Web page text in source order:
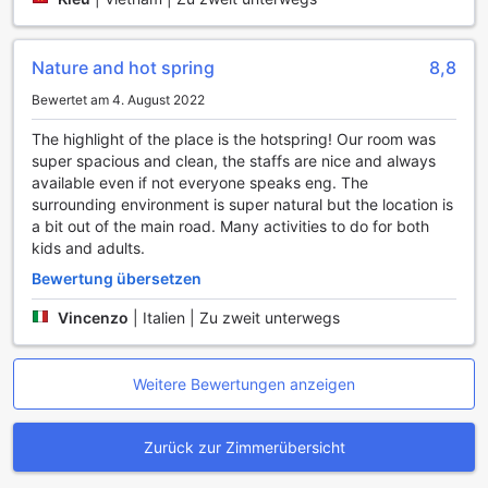
Das Thanh Tan Hot Springs By Fusion in Hue, Vietnam,
bietet seinen Gästen eine Vielzahl an Annehmlichkeiten, die
Wäscheservice, einschließlich Trockenreinigung und
Express-Check-in/Check-out, sorgt dafür, dass Sie sich um
nichts kümmern müssen und mehr Zeit für die Erkundung
der wunderschönen Umgebung haben. Zudem steht Ihnen
ein Concierge-Service zur Verfügung, der Ihnen bei der
Planung Ihrer Aktivitäten behilflich ist und dafür sorgt, dass
Ihr Aufenthalt reibungslos verläuft.
Zimmern sowie in den öffentlichen Bereichen, sodass Sie
stets mit Freunden und Familie in Kontakt bleiben oder Ihre
Reisepläne online aktualisieren können. Eine ausgewiesene
Raucherzone und ein praktischer Verkaufsautomat sind
werden. Mit täglicher Zimmerreinigung und einem
ganz auf das Entspannen und Genießen der heißen Quellen
Nature and hot spring 8,8
Bewertet am 4. August 2022
The highlight of the place is the hotspring! Our room was
super spacious and clean, the staffs are nice and always
available even if not everyone speaks eng. The
surrounding environment is super natural but the location is
a bit out of the main road. Many activities to do for both
kids and adults.
Bewertung übersetzen
Vincenzo Italien | Zu zweit unterwegs
Weitere Bewertungen anzeigen
Zurück zur Zimmerübersicht